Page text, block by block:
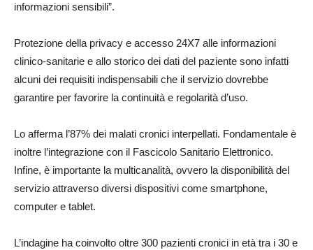
informazioni sensibili”.
Protezione della privacy e accesso 24X7 alle informazioni
clinico-sanitarie e allo storico dei dati del paziente sono infatti
alcuni dei requisiti indispensabili che il servizio dovrebbe
garantire per favorire la continuità e regolarità d’uso.
Lo afferma l’87% dei malati cronici interpellati. Fondamentale è
inoltre l’integrazione con il Fascicolo Sanitario Elettronico.
Infine, è importante la multicanalità, ovvero la disponibilità del
servizio attraverso diversi dispositivi come smartphone,
computer e tablet.
L’indagine ha coinvolto oltre 300 pazienti cronici in età tra i 30 e